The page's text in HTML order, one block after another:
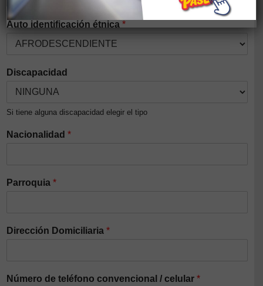
Auto identificación étnica *
Discapacidad
Si tiene alguna discapacidad elegir el tipo
Nacionalidad *
Parroquia *
Dirección Domiciliaria *
Número de teléfono convencional / celular *